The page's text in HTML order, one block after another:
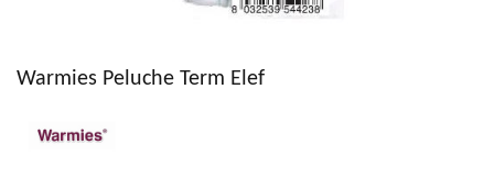
Warmies Peluche Term Elef